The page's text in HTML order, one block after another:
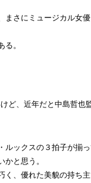
まさにミュージカル女
る。
ど、近年だと中島哲也
ルックスの３拍子が揃
かと思う。
く、優れた美貌の持ち